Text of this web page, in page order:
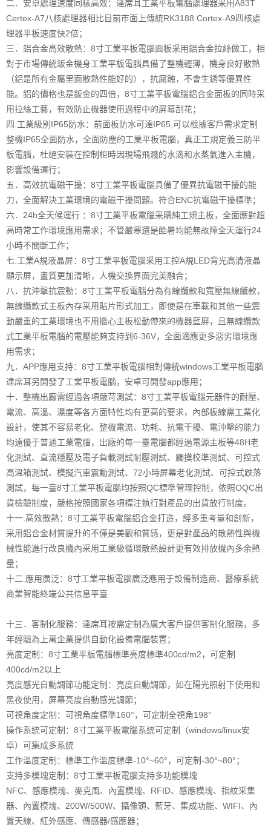
二．安卓處理速度同樣高效：達席耳工業平板電腦處理器采用A83T
Certex-A7八核處理器相比目前市面上傳統RK3188 Cortex-A9四核處
理器平板速度快2倍；
三．鋁合金高效散熱：8寸工業平板電腦面板采用鋁合金拉絲做工，相
對于市場傳統鈑金機身工業平板電腦具備了整機輕薄，機身良好散熱
（鋁是所有金屬里面散熱性能好的），抗腐蝕，不會生銹等優異性
能。鋁的價格也是鈑金的四倍，8寸工業平板電腦鋁合金面板的同時采
用拉絲工藝，有效防止機器使用過程中的屏幕刮花；
四.工業級別IP65防水：前面板防水可達IP65,可以根據客戶需求定制
整機IP65全面防水，全面防塵的工業平板電腦，真正工規定義三防平
板電腦，杜絕安裝在控制柜時因現場飛濺的水滴和水蒸氣進入主機，
影響設備運行；
五．高效抗電磁干擾：8寸工業平板電腦具備了優異抗電磁干擾的能
力，全面解決工業環境的電磁干擾問題。符合ENC抗電磁干擾標準；
六．24h全天候運行 ：8寸工業平板電腦采購純工規主板，全面應對超
高時常工作環境應用需求；不管嚴寒還是酷暑均能無故障全天運行24
小時不間斷工作；
七.工業A規液晶屏：8寸工業平板電腦采用工控A規LED背光高清液晶
顯示屏，畫質更加清晰，人機交換界面完美融合；
八．抗沖擊抗震動：8寸工業平板電腦分為有線纜款和寬壓無線纜款，
無線纜款式主板內存采用貼片形式加工，即使是在車載和其他一些震
動嚴重的工業環境也不用擔心主板松動帶來的機器藍屏，且無線纜款
式工業平板電腦的電壓能夠支持到6-36V，全面適應更多惡劣環境應
用需求；
九．APP應用支持：8寸工業平板電腦相對傳統windows工業平板電腦
達席耳另開發了工業平板電腦，安卓可開發app應用；
十．整機出廠需經過各項嚴苛測試：8寸工業平板電腦元器件的耐壓、
電流、高溫、濕度等各方面特性均有更高的要求，內部板線需工業化
設計，使其不容易老化、整機電流、功耗、抗電干擾、電沖擊的能力
均遠優于普通工業電腦，出廠的每一臺電腦都經過電源主板等48H老
化測試、直流穩壓及電子負載測試耐壓測試、觸摸校準測試、可控式
高溫箱測試、模擬汽車震動測試、72小時屏幕老化測試、可控式跌落
測試，每一臺8寸工業平板電腦均按照QC標準管理控制，依照OQC出
貨檢驗制度，嚴格按照國家各項標注執行對產品的出貨放行制度。
十一.高效散熱：8寸工業平板電腦鋁合金打造，經多重考量和創新，
采用鋁合金材質提升的不僅是美觀和質感，更是對產品的散熱性與機
械性能進行改良機內采用工業級循環散熱設計更有效排放機內多余熱
量；
十二.應用廣泛：8寸工業平板電腦廣泛應用于設備制造商、醫療系統
商業智能終端公共信息平臺
十三．客制化服務：達席耳按需定制為廣大客戶提供客制化服務，多
年經驗為上萬企業提供自動化設備電腦裝置；
亮度定制：8寸工業平板電腦標準亮度標準400cd/m2，可定制
400cd/m2以上
亮度感光自動調節功能定制：亮度自動調節，如在陽光照射下使用和
黑夜使用，屏幕亮度自動感光調節；
可視角度定制：可視角度標準160°，可定制全視角198°
操作系統可定制：8寸工業平板電腦系統可定制（windows/linux安
卓）可集成多系統
工作溫度定制：標準工作溫度標準-10°~60°，可定制-30°~80°；
支持多模塊定制：8寸工業平板電腦支持多功能模塊
NFC、感應模塊、麥克風、內置模塊、RFID、感應模塊、指紋采集
器、內置模塊、200W/500W、攝像頭、藍牙、集成功能、WIFI、內
置天線、紅外感應、傳感器/感應器；